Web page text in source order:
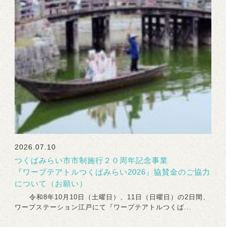
2026.07.10
つくばみらい市市制施行２０周年記念事業
『ワープテアトルつくばみらい2026』協賛金のご協力
について（お願い）
令和8年10月10日（土曜日）、11日（日曜日）の2日間、
ワープステーション江戸にて『ワープテアトルつくば...